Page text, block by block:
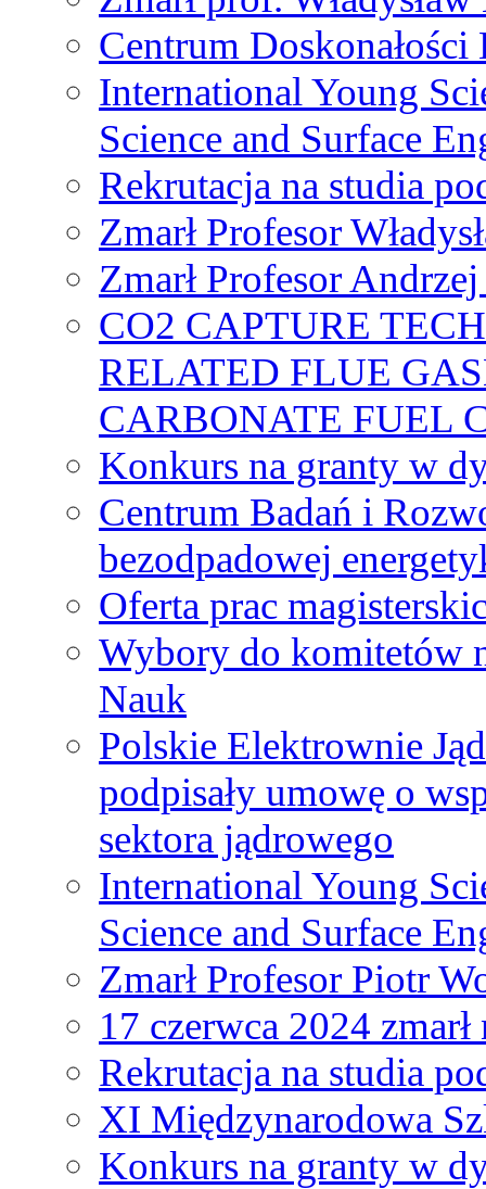
Centrum
International Young
Science and Surface
Rekrutacja na studia
Zmarł Profesor
Zmarł Profesor
CO2 CAPTURE
RELATED FLUE
CARBONATE FUEL
Konkurs na granty w
Centrum Badań i
bezodpadowej
Oferta prac
Wybory do komitetów
Nauk
Polskie Elektrownie
podpisały umowę o
sektora jądrowego
International Young
Science and Surface
Zmarł Profesor Piotr
17 czerwca 2024
Rekrutacja na studia
XI Międzynarodowa
Konkurs na granty w